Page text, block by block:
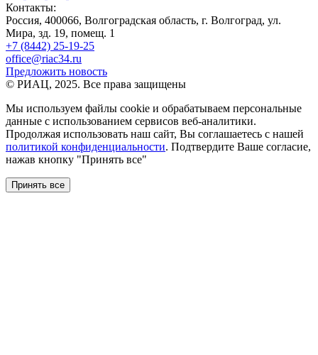
Контакты:
Россия, 400066, Волгоградская область, г. Волгоград, ул.
Мира, зд. 19, помещ. 1
+7 (8442) 25-19-25
office@riac34.ru
Предложить новость
© РИАЦ, 2025. Все права защищены
Мы используем файлы сookie и обрабатываем персональные
данные с использованием сервисов веб-аналитики.
Продолжая использовать наш сайт, Вы соглашаетесь с нашей
политикой конфиденциальности. Подтвердите Ваше согласие,
нажав кнопку "Принять все"
Принять все